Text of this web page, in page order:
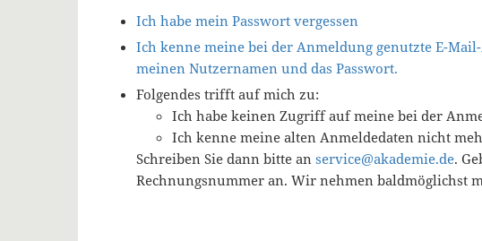
Ich habe mein Passwort vergessen
Ich kenne meine bei der Anmeldung genutzte E-
meinen Nutzernamen und das Passwort.
Folgendes trifft auf mich zu:
Ich habe keinen Zugriff auf meine bei der
Ich kenne meine alten Anmeldedaten nicht
Schreiben Sie dann bitte an service@akademie.de.
Rechnungsnummer an. Wir nehmen baldmöglichst